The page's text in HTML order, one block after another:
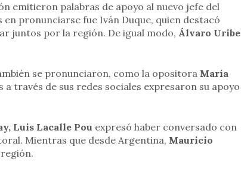
emitieron palabras de apoyo al nuevo jefe del
pronunciarse fue Iván Duque, quien destacó
juntos por la región. De igual modo, Álvaro Uribe
se pronunciaron, como la opositora María
a través de sus redes sociales expresaron su apoyo
Luis Lacalle Pou expresó haber conversado con
Mientras que desde Argentina, Mauricio